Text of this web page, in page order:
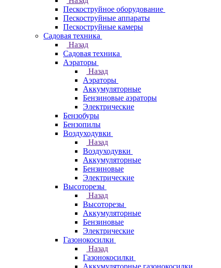
Пескоструйное оборудование
Пескоструйные аппараты
Пескоструйные камеры
Садовая техника
Назад
Садовая техника
Аэраторы
Назад
Аэраторы
Аккумуляторные
Бензиновые аэраторы
Электрические
Бензобуры
Бензопилы
Воздуходувки
Назад
Воздуходувки
Аккумуляторные
Бензиновые
Электрические
Высоторезы
Назад
Высоторезы
Аккумуляторные
Бензиновые
Электрические
Газонокосилки
Назад
Газонокосилки
Аккумуляторные газонокосилки